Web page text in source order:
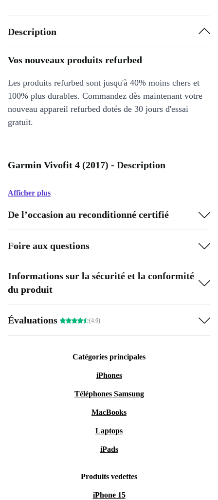
Description
Vos nouveaux produits refurbed
Les produits refurbed sont jusqu'à 40% moins chers et
100% plus durables. Commandez dès maintenant votre
nouveau appareil refurbed dotés de 30 jours d'essai
gratuit.
Garmin Vivofit 4 (2017) - Description
Afficher plus
De l’occasion au reconditionné certifié
Foire aux questions
Informations sur la sécurité et la conformité
du produit
Évaluations (4.6)
Catégories principales
iPhones
Téléphones Samsung
MacBooks
Laptops
iPads
Produits vedettes
iPhone 15